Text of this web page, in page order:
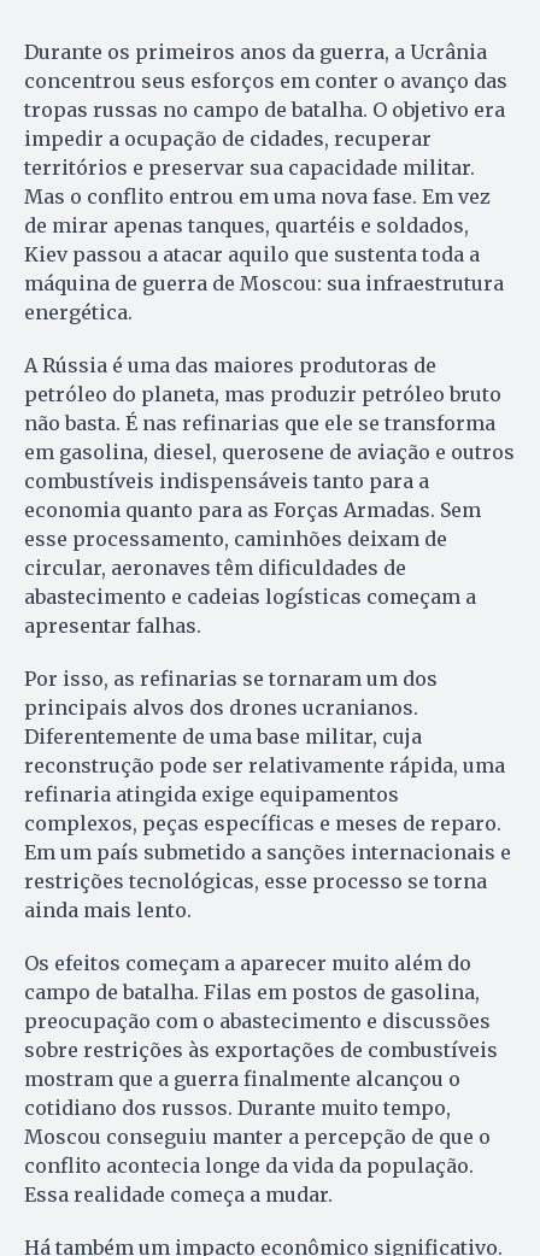
Durante os primeiros anos da guerra, a Ucrânia
concentrou seus esforços em conter o avanço das
tropas russas no campo de batalha. O objetivo era
impedir a ocupação de cidades, recuperar
territórios e preservar sua capacidade militar.
Mas o conflito entrou em uma nova fase. Em vez
de mirar apenas tanques, quartéis e soldados,
Kiev passou a atacar aquilo que sustenta toda a
máquina de guerra de Moscou: sua infraestrutura
energética.
A Rússia é uma das maiores produtoras de
petróleo do planeta, mas produzir petróleo bruto
não basta. É nas refinarias que ele se transforma
em gasolina, diesel, querosene de aviação e outros
combustíveis indispensáveis tanto para a
economia quanto para as Forças Armadas. Sem
esse processamento, caminhões deixam de
circular, aeronaves têm dificuldades de
abastecimento e cadeias logísticas começam a
apresentar falhas.
Por isso, as refinarias se tornaram um dos
principais alvos dos drones ucranianos.
Diferentemente de uma base militar, cuja
reconstrução pode ser relativamente rápida, uma
refinaria atingida exige equipamentos
complexos, peças específicas e meses de reparo.
Em um país submetido a sanções internacionais e
restrições tecnológicas, esse processo se torna
ainda mais lento.
Os efeitos começam a aparecer muito além do
campo de batalha. Filas em postos de gasolina,
preocupação com o abastecimento e discussões
sobre restrições às exportações de combustíveis
mostram que a guerra finalmente alcançou o
cotidiano dos russos. Durante muito tempo,
Moscou conseguiu manter a percepção de que o
conflito acontecia longe da vida da população.
Essa realidade começa a mudar.
Há também um impacto econômico significativo.